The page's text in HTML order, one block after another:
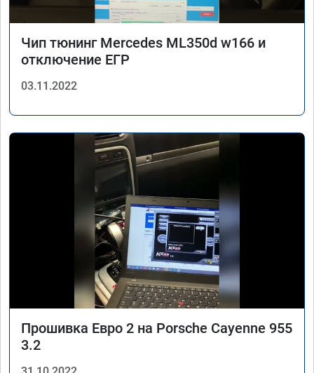
Чип тюнинг Mercedes ML350d w166 и
отключение ЕГР
03.11.2022
Прошивка Евро 2 на Porsche Cayenne 955
3.2